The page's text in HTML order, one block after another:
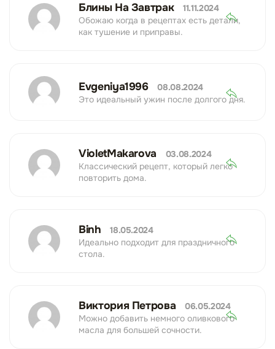
Блины На Завтрак
11.11.2024
Обожаю когда в рецептах есть детали,
как тушение и приправы.
Evgeniya1996
08.08.2024
Это идеальный ужин после долгого дня.
VioletMakarova
03.08.2024
Классический рецепт, который легко
повторить дома.
Binh
18.05.2024
Идеально подходит для праздничного
стола.
Виктория Петрова
06.05.2024
Можно добавить немного оливкового
масла для большей сочности.